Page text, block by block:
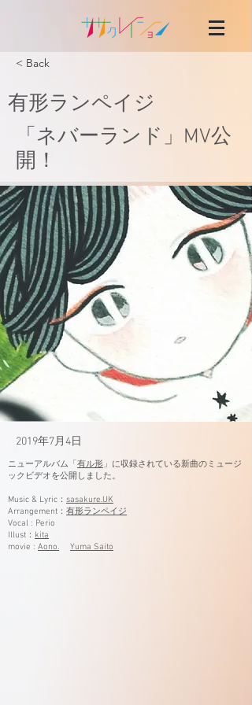
< Back
有形ランペイジ
「ネバーランド」MV公
開！
2019年7月4日
ニューアルバム「 有ル形」に収録されている新曲のミュージ
ックビデオを公開しました。
Music & Lyric： sasakure.UK
Arrangement： 有形ランペイジ
​Vocal : Perio
Illust： kita
movie : Aono. Yuma Saito